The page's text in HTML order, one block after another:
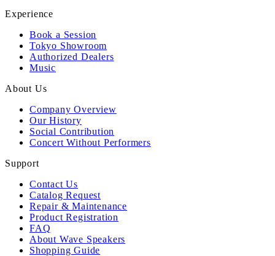
Experience
Book a Session
Tokyo Showroom
Authorized Dealers
Music
About Us
Company Overview
Our History
Social Contribution
Concert Without Performers
Support
Contact Us
Catalog Request
Repair & Maintenance
Product Registration
FAQ
About Wave Speakers
Shopping Guide